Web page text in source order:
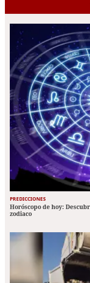
PREDICCIONES
Horóscopo de hoy:
zodiaco